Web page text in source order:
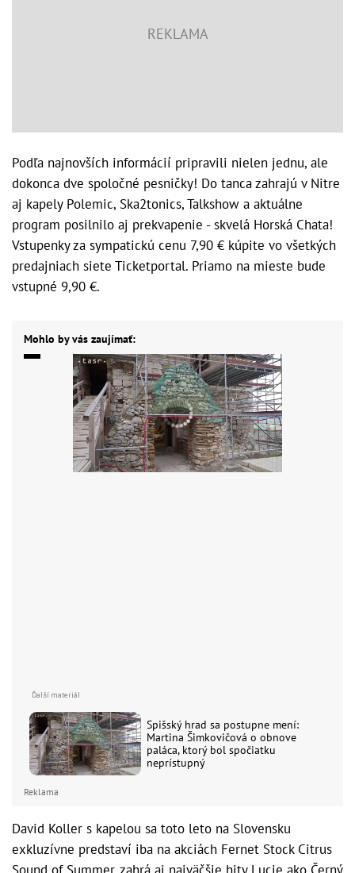
Podľa najnovších informácií pripravili nielen jednu, ale
dokonca dve spoločné pesničky! Do tanca zahrajú v Nitre
aj kapely Polemic, Ska2tonics, Talkshow a aktuálne
program posilnilo aj prekvapenie - skvelá Horská Chata!
Vstupenky za sympatickú cenu 7,90 € kúpite vo všetkých
predajniach siete Ticketportal. Priamo na mieste bude
vstupné 9,90 €.
Mohlo by vás zaujímať:
Spišský hrad sa postupne mení:
Martina Šimkovičová o obnove
paláca, ktorý bol spočiatku
neprístupný
Reklama
David Koller s kapelou sa toto leto na Slovensku
exkluzívne predstaví iba na akciách Fernet Stock Citrus